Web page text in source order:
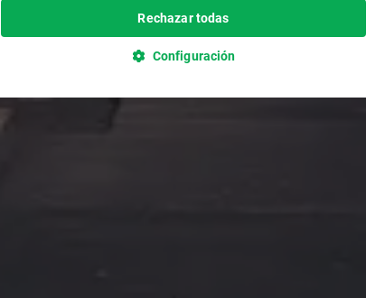
Rechazar todas
Configuración